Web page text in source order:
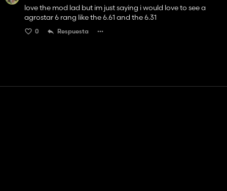
love the mod lad but im just saying i would love to see a
agrostar 6 rang like the 6.61 and the 6.31
0 Respuesta